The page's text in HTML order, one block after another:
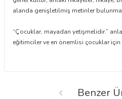
alanda genişletilmiş metinler
“Çocuklar, mayadan yetişmelidir.”
eğitimciler ve en önemlisi çocuklar
Benzer